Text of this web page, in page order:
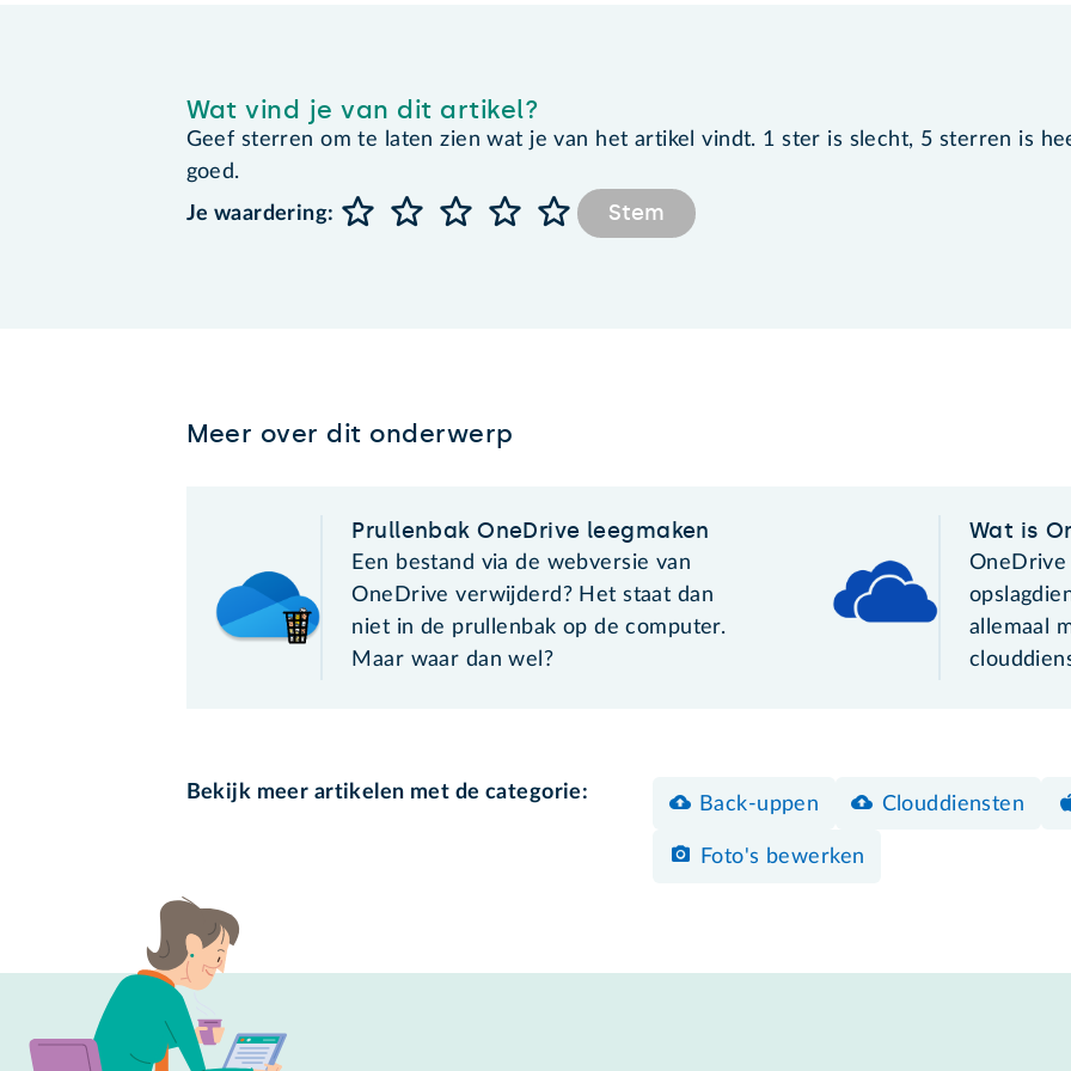
Wat vind je van dit artikel?
Geef sterren om te laten zien wat je van het artikel vindt. 1 ster is slecht, 5 sterren is
goed.
Je waardering:
Stem
Meer over dit onderwerp
Prullenbak OneDrive leegmaken
Een bestand via de webversie van
OneDrive verwijderd? Het staat dan
niet in de prullenbak op de computer.
Maar waar dan wel?
Wat is
OneDrive
allemaal
Bekijk meer artikelen met de categorie:
Back-uppen Clouddiensten
Foto's bewerken